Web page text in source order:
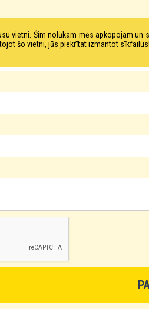
vietni. Šim nolūkam mēs apkopojam
šo vietni, jūs piekrītat izmantot sīkfailus!